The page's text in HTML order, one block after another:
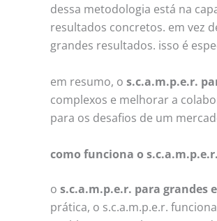
dessa metodologia está na
resultados concretos. em vez
grandes resultados. isso é
em resumo, o s.c.a.m.p.e.r.
complexos e melhorar a
para os desafios de um
como funciona o
o s.c.a.m.p.e.r. para grandes
prática, o s.c.a.m.p.e.r.